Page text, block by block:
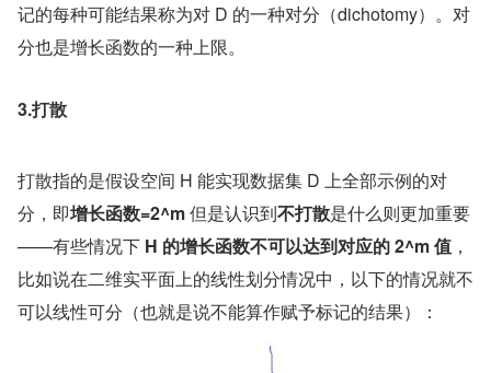
记的每种可能结果称为对 D 的一种对分（dichotomy）。对
分也是增长函数的一种上限。
3.打散
打散指的是假设空间 H 能实现数据集 D 上全部示例的对
分，即增长函数=2^m 但是认识到不打散是什么则更加重要
——有些情况下 H 的增长函数不可以达到对应的 2^m 值 ，
比如说在二维实平面上的线性划分情况中，以下的情况就不
可以线性可分（也就是说不能算作赋予标记的结果）：